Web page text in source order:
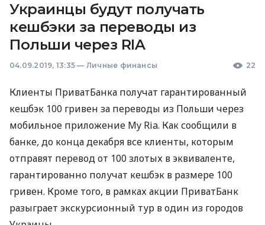
Украинцы будут получать
кешбэки за переводы из
Польши через RIA
04.09.2019, 13:35 — Личные финансы 22
Клиенты ПриватБанка получат гарантированный
кешбэк 100 гривен за переводы из Польши через
мобильное приложение My Ria. Как сообщили в
банке, до конца декабря все клиенты, которым
отправят перевод от 100 злотых в эквиваленте,
гарантированно получат кешбэк в размере 100
гривен. Кроме того, в рамках акции ПриватБанк
разыграет экскурсионный тур в один из городов